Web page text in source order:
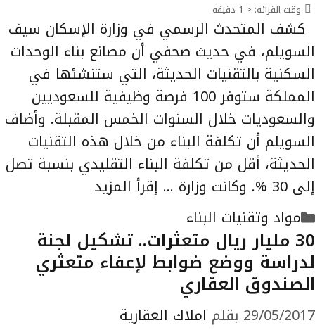
وقت القرائه: < 1 دقيقة
كشف المتحدث الرسمي في وزارة الإسكان سيف
السويلم، في حديث صحفي أن مصانع بناء الوحدات
السكنية بالتقنيات الحديثة، التي ستنشئها في
المملكة ستوفر 100 فرصة وظيفية للسعوديين
والسعوديات خلال السنوات الخمس المقبلة. وأضاف
السويلم أن تكلفة البناء من خلال هذه التقنيات
الحديثة، أقل من تكلفة البناء التقليدي بنسبة تصل
إلى 30 %. وكانت وزارة …
إقرأ المزيد
التصنيفات
مواد وتقنيات البناء
30 مليار ريال متعثرات.. تشكيل لجنة
لدراسة ووضع ضوابط لإعفاء متعثري
الصندوق العقاري
29/05/2017 بقلم املاك العقارية